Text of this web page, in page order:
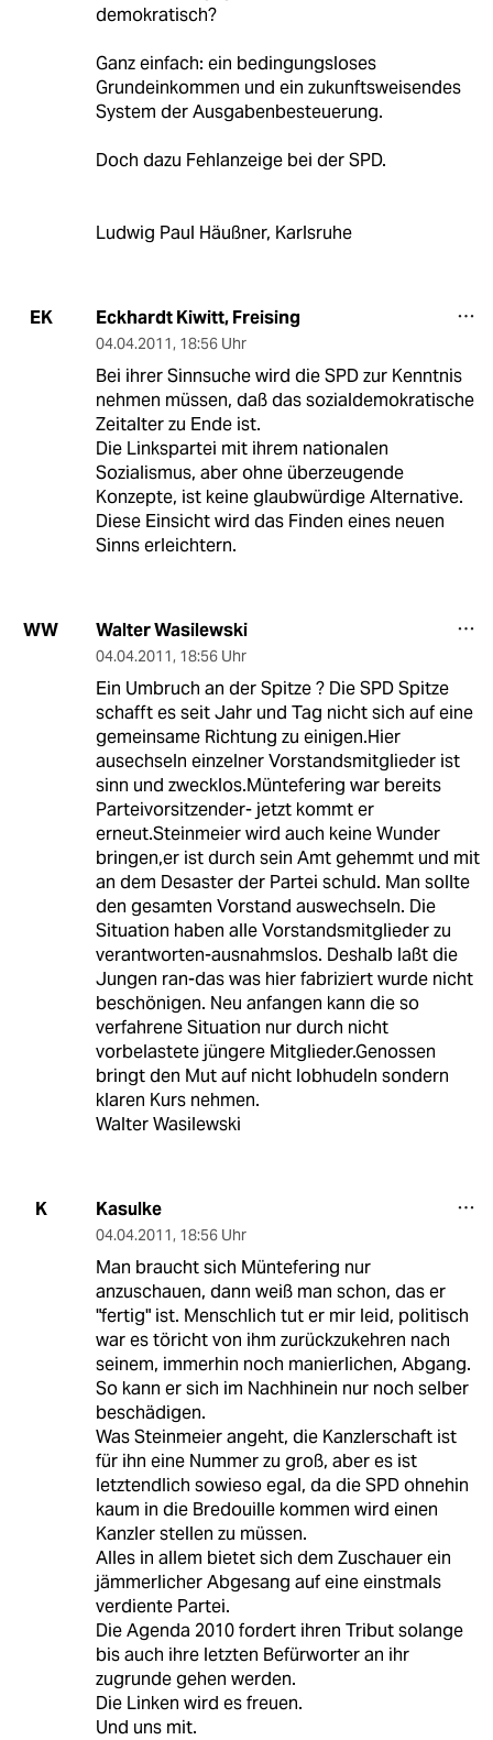
demokratisch?
Ganz einfach: ein bedingungsloses
Grundeinkommen und ein zukunftsweisendes
System der Ausgabenbesteuerung.
Doch dazu Fehlanzeige bei der SPD.
Ludwig Paul Häußner, Karlsruhe
EK Eckhardt Kiwitt, Freising
04.04.2011, 18:56 Uhr
Bei ihrer Sinnsuche wird die SPD zur Kenntnis
nehmen müssen, daß das sozialdemokratische
Zeitalter zu Ende ist.
Die Linkspartei mit ihrem nationalen
Sozialismus, aber ohne überzeugende
Konzepte, ist keine glaubwürdige Alternative.
Diese Einsicht wird das Finden eines neuen
Sinns erleichtern.
WW Walter Wasilewski
04.04.2011, 18:56 Uhr
Ein Umbruch an der Spitze ? Die SPD Spitze
schafft es seit Jahr und Tag nicht sich auf eine
gemeinsame Richtung zu einigen.Hier
ausechseln einzelner Vorstandsmitglieder ist
sinn und zwecklos.Müntefering war bereits
Parteivorsitzender- jetzt kommt er
erneut.Steinmeier wird auch keine Wunder
bringen,er ist durch sein Amt gehemmt und mit
an dem Desaster der Partei schuld. Man sollte
den gesamten Vorstand auswechseln. Die
Situation haben alle Vorstandsmitglieder zu
verantworten-ausnahmslos. Deshalb laßt die
Jungen ran-das was hier fabriziert wurde nicht
beschönigen. Neu anfangen kann die so
verfahrene Situation nur durch nicht
vorbelastete jüngere Mitglieder.Genossen
bringt den Mut auf nicht lobhudeln sondern
klaren Kurs nehmen.
Walter Wasilewski
K Kasulke
04.04.2011, 18:56 Uhr
Man braucht sich Müntefering nur
anzuschauen, dann weiß man schon, das er
"fertig" ist. Menschlich tut er mir leid, politisch
war es töricht von ihm zurückzukehren nach
seinem, immerhin noch manierlichen, Abgang.
So kann er sich im Nachhinein nur noch selber
beschädigen.
Was Steinmeier angeht, die Kanzlerschaft ist
für ihn eine Nummer zu groß, aber es ist
letztendlich sowieso egal, da die SPD ohnehin
kaum in die Bredouille kommen wird einen
Kanzler stellen zu müssen.
Alles in allem bietet sich dem Zuschauer ein
jämmerlicher Abgesang auf eine einstmals
verdiente Partei.
Die Agenda 2010 fordert ihren Tribut solange
bis auch ihre letzten Befürworter an ihr
zugrunde gehen werden.
Die Linken wird es freuen.
Und uns mit.